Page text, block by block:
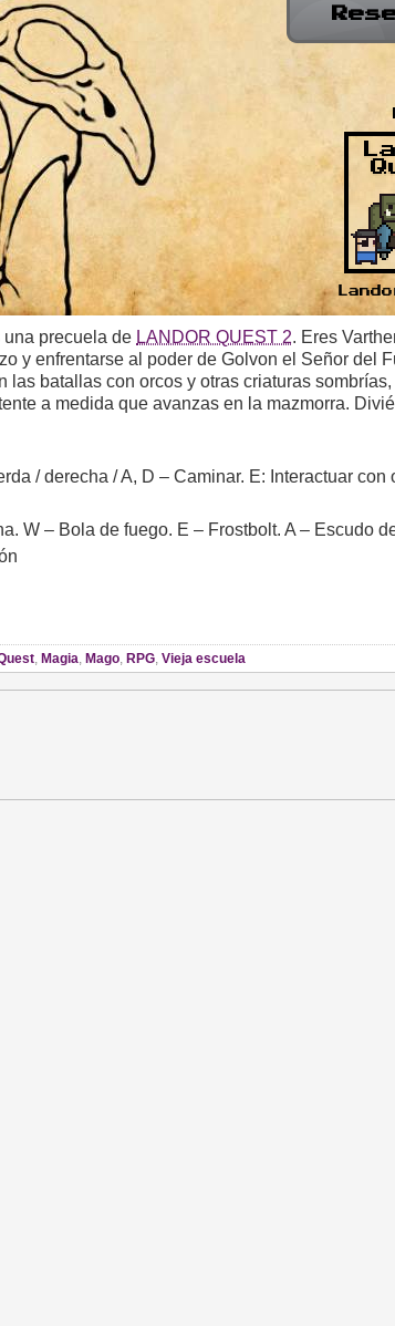
precuela de LANDOR QUEST 2. Eres
y enfrentarse al poder de Golvon el Señor del
las batallas con orcos y otras criaturas
a medida que avanzas en la mazmorra.
/ derecha / A, D – Caminar. E: Interactuar con
W – Bola de fuego. E – Frostbolt. A – Escudo
, Magia, Mago, RPG, Vieja escuela